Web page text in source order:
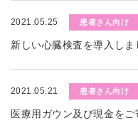
2021.05.25 患者さん向け
新しい心臓検査を導入し
2021.05.21 患者さん向け
医療用ガウン及び現金をご